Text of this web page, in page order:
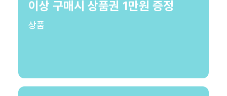
이상 구매시 상품권 1만원 증정
상품